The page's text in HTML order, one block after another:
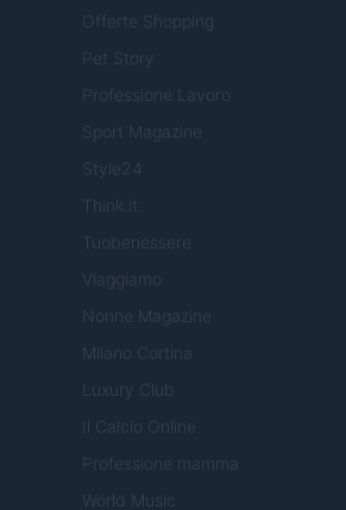
Offerte Shopping
Pet Story
Professione Lavoro
Sport Magazine
Style24
Think.it
Tuobenessere
Viaggiamo
Nonne Magazine
Milano Cortina
Luxury Club
Il Calcio Online
Professione mamma
World Music